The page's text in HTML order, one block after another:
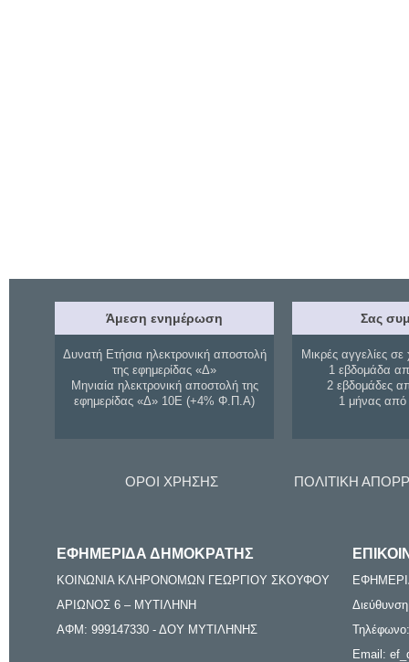
Άμεση ενημέρωση
Δυνατή Ετήσια ηλεκτρονική αποστολή
της εφημερίδας «Δ»
Μηνιαία ηλεκτρονική αποστολή της
εφημερίδας «Δ» 10Ε (+4% Φ.Π.Α)
Σας
Μικρές αγγελίες σε
1 εβδομάδα
2 εβδομάδες
1 μήνας
ΟΡΟΙ ΧΡΗΣΗΣ ΠΟΛΙΤΙΚΗ
ΕΦΗΜΕΡΙΔΑ ΔΗΜΟΚΡΑΤΗΣ
ΚΟΙΝΩΝΙΑ ΚΛΗΡΟΝΟΜΩΝ ΓΕΩΡΓΙΟΥ ΣΚΟΥΦΟΥ
ΑΡΙΩΝΟΣ 6 – ΜΥΤΙΛΗΝΗ
ΑΦΜ: 999147330 - ΔΟΥ ΜΥΤΙΛΗΝΗΣ
Email: